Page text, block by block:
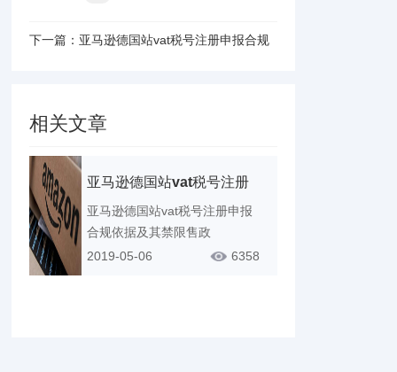
下一篇：亚马逊德国站vat税号注册申报合规
相关文章
亚马逊德国站vat税号注册
申报合规依据及其禁限售政
亚马逊德国站vat税号注册申报
合规依据及其禁限售政
2019-05-06
6358